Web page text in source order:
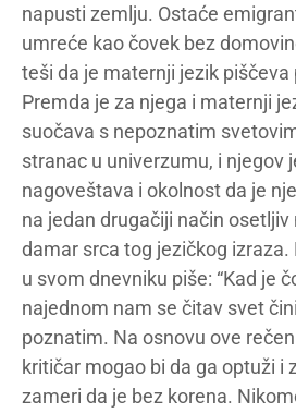
napusti zemlju. Ostaće
umreće kao čovek bez
teši da je maternji jezik piščeva
Premda je za njega i maternji
suočava s nepoznatim
stranac u univerzumu, i njegov
nagoveštava i okolnost da je
na jedan drugačiji način osetljiv
damar srca tog jezičkog
u svom dnevniku piše: “Kad je
najednom nam se čitav svet
poznatim. Na osnovu ove
kritičar mogao bi da ga optuži i
zameri da je bez korena.